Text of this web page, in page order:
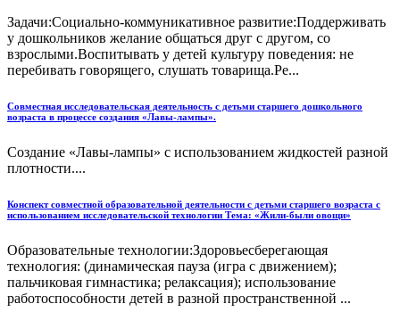
Задачи:Социально-коммуникативное развитие:Поддерживать
у дошкольников желание общаться друг с другом, со
взрослыми.Воспитывать у детей культуру поведения: не
перебивать говорящего, слушать товарища.Ре...
Совместная исследовательская деятельность с детьми старшего дошкольного
возраста в процессе создания «Лавы-лампы».
Создание «Лавы-лампы» с использованием жидкостей разной
плотности....
Конспект совместной образовательной деятельности с детьми старшего возраста с
использованием исследовательской технологии Тема: «Жили-были овощи»
Образовательные технологии:Здоровьесберегающая
технология: (динамическая пауза (игра с движением);
пальчиковая гимнастика; релаксация); использование
работоспособности детей в разной пространственной ...